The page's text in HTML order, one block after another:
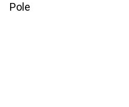
Pole